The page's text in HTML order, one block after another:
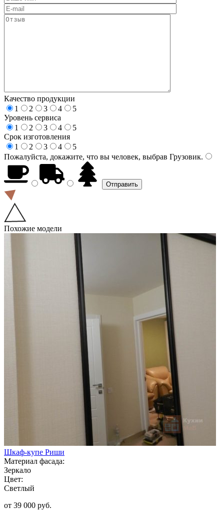
Качество продукции
1
2 3 4
5
Уровень сервиса
1
2 3 4
5
Срок изготовления
1
2 3 4
5
Пожалуйста, докажите, что вы человек, выбрав Грузовик.
Похожие модели
Шкаф-купе Риши
Материал фасада:
Зеркало
Цвет:
Светлый
от 39 000 руб.